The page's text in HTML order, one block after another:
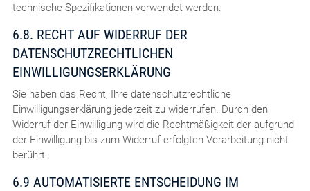
technische Spezifikationen verwendet werden.
6.8. RECHT AUF WIDERRUF DER
DATENSCHUTZRECHTLICHEN
EINWILLIGUNGSERKLÄRUNG
Sie haben das Recht, Ihre datenschutzrechtliche
Einwilligungserklärung jederzeit zu widerrufen. Durch den
Widerruf der Einwilligung wird die Rechtmäßigkeit der aufgrund
der Einwilligung bis zum Widerruf erfolgten Verarbeitung nicht
berührt.
6.9 AUTOMATISIERTE ENTSCHEIDUNG IM